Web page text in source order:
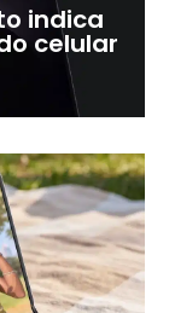
indica
celular